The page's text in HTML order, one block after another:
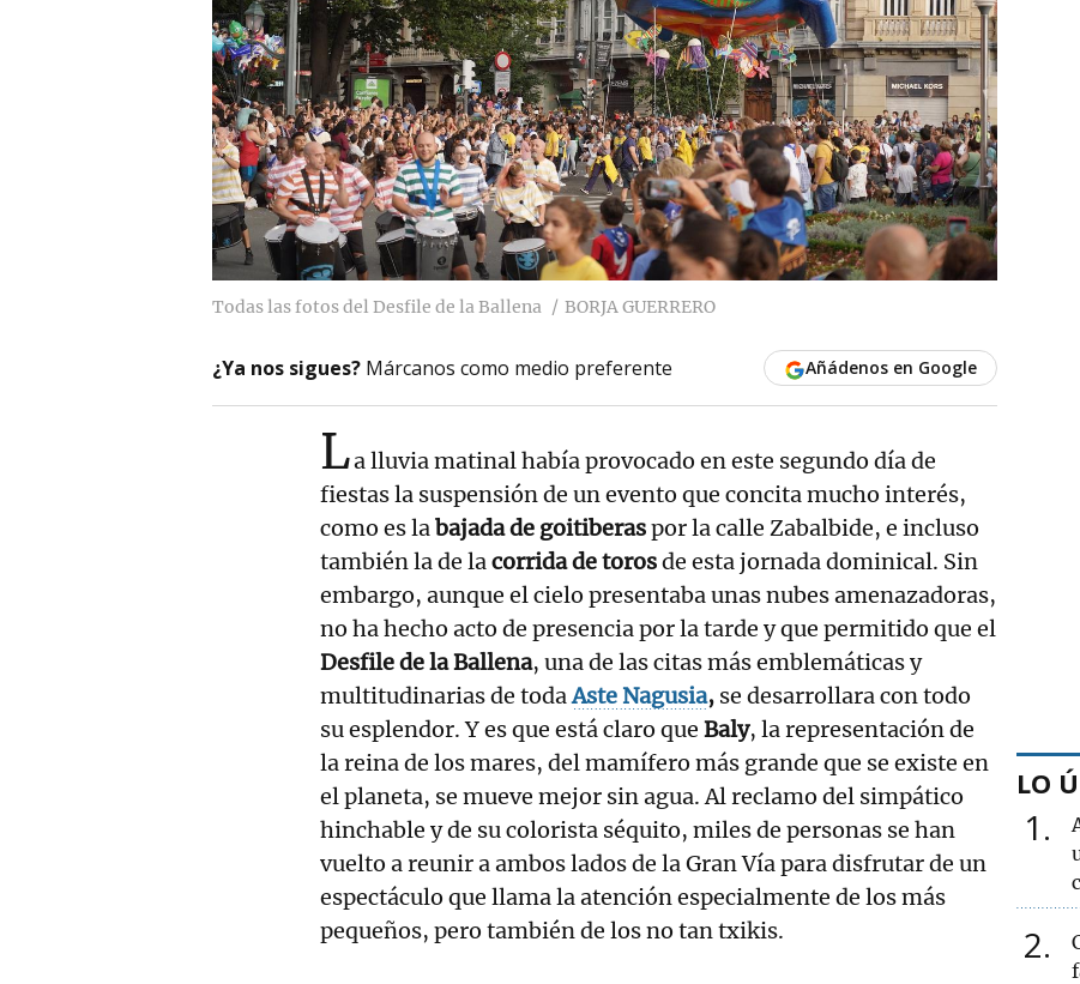
Todas las fotos del Desfile de la Ballena BORJA GUERRERO
¿Ya nos sigues? Márcanos como medio preferente Añádenos en Google
La lluvia matinal había provocado en este segundo día de
fiestas la suspensión de un evento que concita mucho interés,
como es labajada de goitiberaspor la calle Zabalbide, e incluso
también la de lacorrida de torosde esta jornada dominical. Sin
embargo, aunque el cielo presentaba unas nubes amenazadoras,
no ha hecho acto de presencia por la tarde y que permitido que el
Desfile de la Ballena, una de las citas más emblemáticas y
multitudinarias de todaAste Nagusia, se desarrollara con todo
su esplendor. Y es que está claro que Baly, la representación de
la reina de los mares, del mamífero más grande que se existe en
el planeta, se mueve mejor sin agua. Al reclamo del simpático
hinchable y de su colorista séquito, miles de personas se han
vuelto a reunir a ambos lados de la Gran Vía para disfrutar de un
espectáculo que llama la atención especialmente de los más
pequeños, pero también de los no tan txikis.
LO
1
2